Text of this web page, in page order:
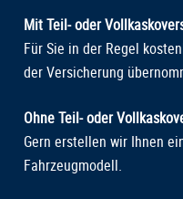
Mit Teil- oder
Für Sie in der Regel
der Versicherung
Ohne Teil- oder
Gern erstellen wir Ihnen
Fahrzeugmodell.